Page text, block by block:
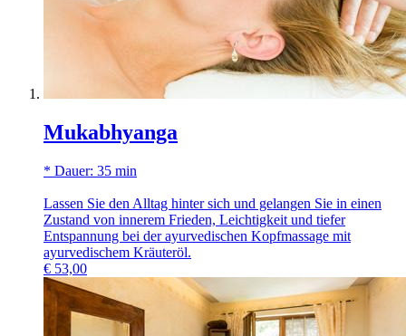
Mukabhyanga
* Dauer: 35 min
Lassen Sie den Alltag hinter sich und gelangen Sie in einen
Zustand von innerem Frieden, Leichtigkeit und tiefer
Entspannung bei der ayurvedischen Kopfmassage mit
ayurvedischem Kräuteröl.
€ 53,00